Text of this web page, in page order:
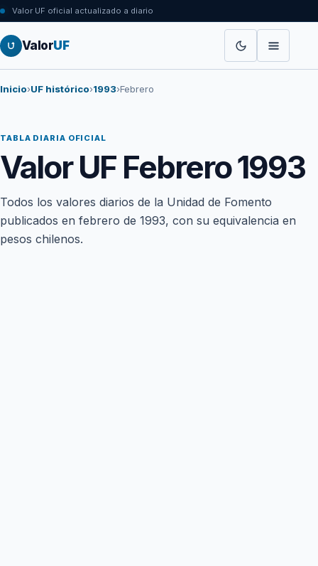
Valor UF oficial actualizado a diario
ValorUF
Inicio›UF histórico›1993›Febrero
TABLA DIARIA OFICIAL
Valor UF Febrero 1993
Todos los valores diarios de la Unidad de Fomento
publicados en febrero de 1993, con su equivalencia en
pesos chilenos.